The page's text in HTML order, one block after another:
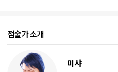
점술가 소개
미샤